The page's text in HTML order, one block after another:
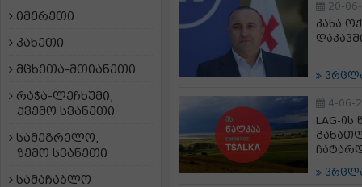
იმერეთი
კახეთი
მცხეთა-მთიანეთი
რაჭა-ლეჩხუმი,
ქვემო სვანეთი
სამეგრელო,
ზემო სვანეთი
სამაჩაბლო
20-
კახა
4-06-
LAG-